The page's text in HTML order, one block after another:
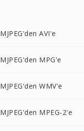
MJPEG'den AVI'e
MJPEG'den MPG'e
MJPEG'den WMV'e
MJPEG'den MPEG-2'e